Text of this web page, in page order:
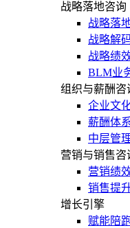
战略落地咨询
战略落
战略解
战略绩
BLM业
组织与薪酬咨
企业文
薪酬体
中层管
营销与销售咨
营销绩
销售提
增长引擎
赋能陪